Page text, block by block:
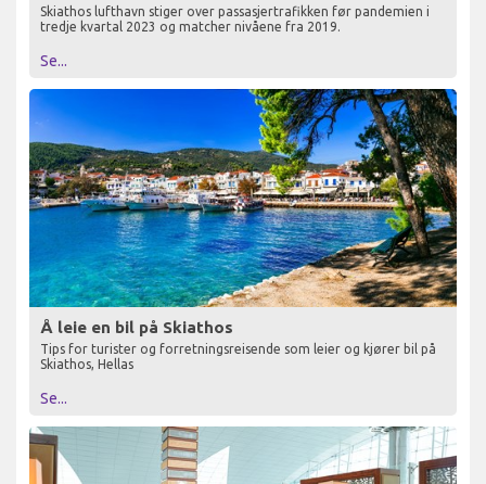
Skiathos lufthavn stiger over passasjertrafikken før pandemien i
tredje kvartal 2023 og matcher nivåene fra 2019.
Se...
Å leie en bil på Skiathos
Tips for turister og forretningsreisende som leier og kjører bil på
Skiathos, Hellas
Se...